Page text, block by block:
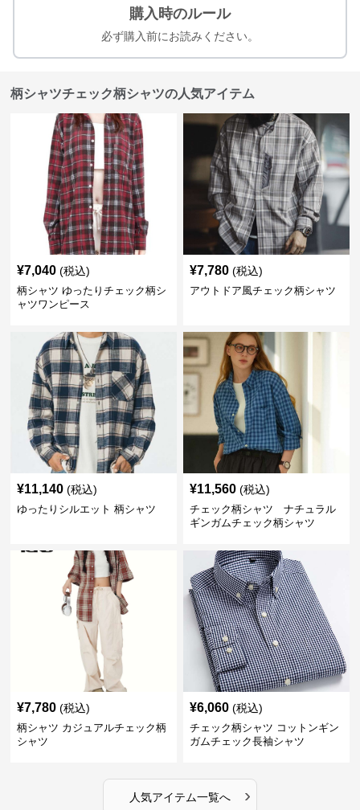
購入時のルール
必ず購入前にお読みください。
柄シャツチェック柄シャツの人気アイテム
¥7,040 (税込)
柄シャツ ゆったりチェック柄シ
ャツワンピース
¥7,780 (税込)
アウトドア風チェック柄シャツ
¥11,140 (税込)
ゆったりシルエット 柄シャツ
¥11,560 (税込)
チェック柄シャツ ナチュラル
ギンガムチェック柄シャツ
¥7,780 (税込)
柄シャツ カジュアルチェック柄
シャツ
¥6,060 (税込)
チェック柄シャツ コットンギン
ガムチェック長袖シャツ
人気アイテム一覧へ ›